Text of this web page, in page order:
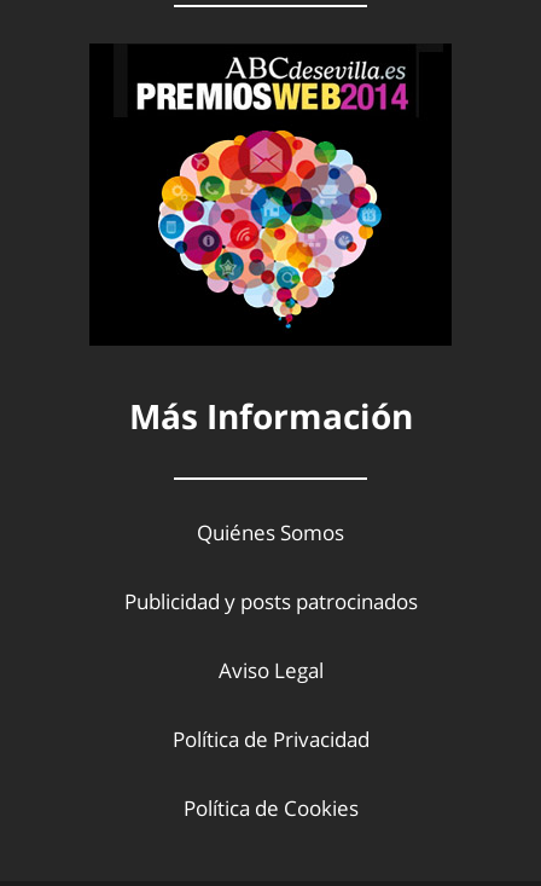
Más Información
Quiénes Somos
Publicidad y posts patrocinados
Aviso Legal
Política de Privacidad
Política de Cookies